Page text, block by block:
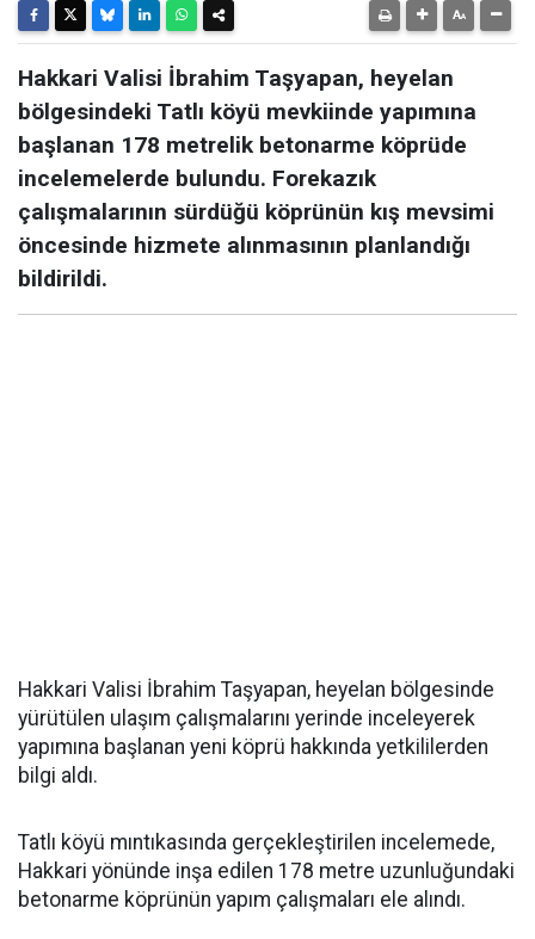
Hakkari Valisi İbrahim Taşyapan, heyelan
bölgesindeki Tatlı köyü mevkiinde yapımına
başlanan 178 metrelik betonarme köprüde
incelemelerde bulundu. Forekazık
çalışmalarının sürdüğü köprünün kış mevsimi
öncesinde hizmete alınmasının planlandığı
bildirildi.
Hakkari Valisi İbrahim Taşyapan, heyelan bölgesinde
yürütülen ulaşım çalışmalarını yerinde inceleyerek
yapımına başlanan yeni köprü hakkında yetkililerden
bilgi aldı.
Tatlı köyü mıntıkasında gerçekleştirilen incelemede,
Hakkari yönünde inşa edilen 178 metre uzunluğundaki
betonarme köprünün yapım çalışmaları ele alındı.